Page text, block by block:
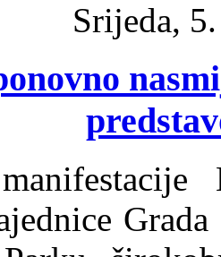
Srijeda,